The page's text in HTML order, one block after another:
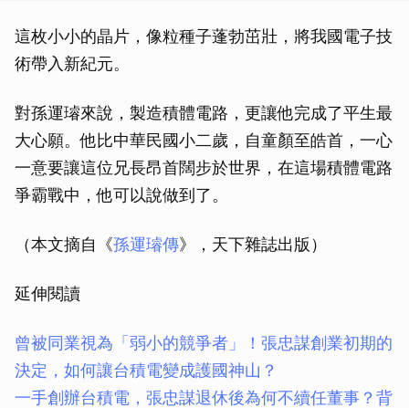
這枚小小的晶片，像粒種子蓬勃茁壯，將我國電子技
術帶入新紀元。
對孫運璿來說，製造積體電路，更讓他完成了平生最
大心願。他比中華民國小二歲，自童顏至皓首，一心
一意要讓這位兄長昂首闊步於世界，在這場積體電路
爭霸戰中，他可以說做到了。
（本文摘自《孫運璿傳》，天下雜誌出版）
延伸閱讀
曾被同業視為「弱小的競爭者」！張忠謀創業初期的
決定，如何讓台積電變成護國神山？
一手創辦台積電，張忠謀退休後為何不續任董事？背